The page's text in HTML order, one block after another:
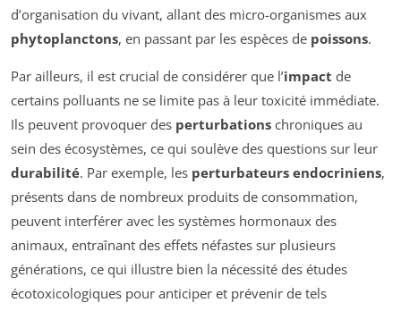
d’organisation du vivant, allant des micro-organismes aux
phytoplanctons, en passant par les espèces de poissons.
Par ailleurs, il est crucial de considérer que l’impact de
certains polluants ne se limite pas à leur toxicité immédiate.
Ils peuvent provoquer des perturbations chroniques au
sein des écosystèmes, ce qui soulève des questions sur leur
durabilité. Par exemple, les perturbateurs endocriniens,
présents dans de nombreux produits de consommation,
peuvent interférer avec les systèmes hormonaux des
animaux, entraînant des effets néfastes sur plusieurs
générations, ce qui illustre bien la nécessité des études
écotoxicologiques pour anticiper et prévenir de tels